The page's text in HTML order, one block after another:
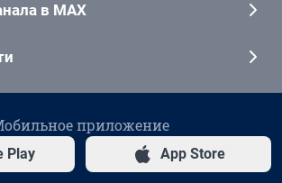
в MAX
приложение
Play App Store